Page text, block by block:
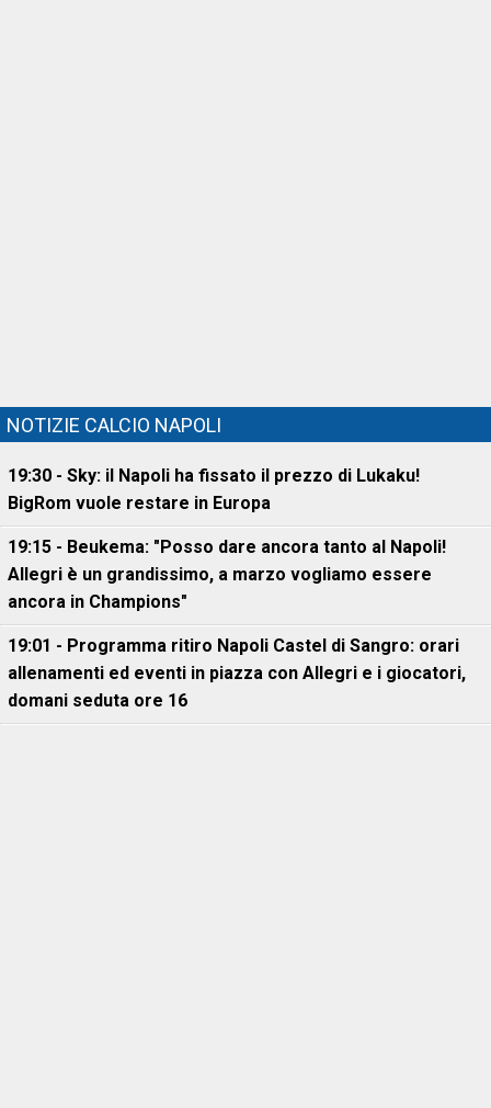
NOTIZIE CALCIO NAPOLI
19:30 - Sky: il Napoli ha fissato il prezzo di Lukaku!
BigRom vuole restare in Europa
19:15 - Beukema: "Posso dare ancora tanto al Napoli!
Allegri è un grandissimo, a marzo vogliamo essere
ancora in Champions"
19:01 - Programma ritiro Napoli Castel di Sangro: orari
allenamenti ed eventi in piazza con Allegri e i giocatori,
domani seduta ore 16